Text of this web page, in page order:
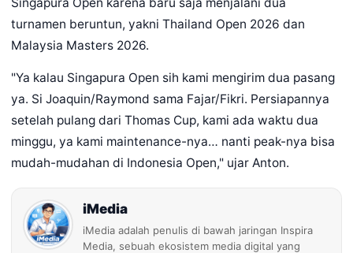
turnamen beruntun, yakni Thailand Open 2026 dan
Malaysia Masters 2026.
"Ya kalau Singapura Open sih kami mengirim dua pasang
ya. Si Joaquin/Raymond sama Fajar/Fikri. Persiapannya
setelah pulang dari Thomas Cup, kami ada waktu dua
minggu, ya kami maintenance-nya… nanti peak-nya bisa
mudah-mudahan di Indonesia Open," ujar Anton.
iMedia
iMedia adalah penulis di bawah jaringan Inspira
Media, sebuah ekosistem media digital yang